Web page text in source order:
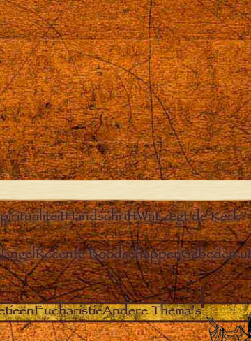
HandschriftWat zegt de Kerk?
Recente BoodschappenGebeden
EucharistieAndere Thema’s